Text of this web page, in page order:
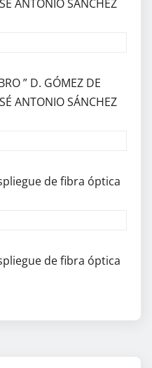
ANTONIO SÁNCHEZ
” D. GÓMEZ DE
ANTONIO SÁNCHEZ
de fibra óptica
de fibra óptica